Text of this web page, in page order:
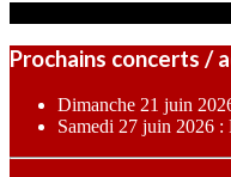
Prochains concerts /
Dimanche 21 juin
Samedi 27 juin 2026 :